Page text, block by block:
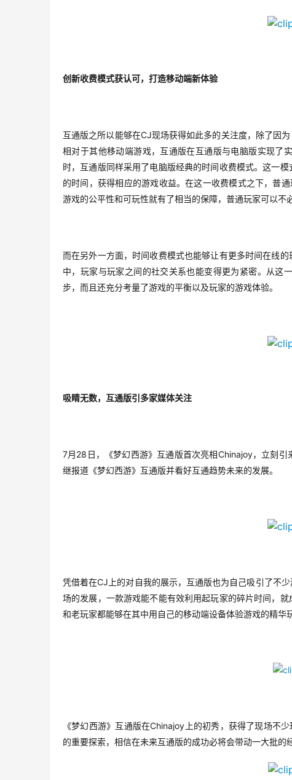
创新收费模式获认可，打造移动端新体验
互通版之所以能够在CJ现场获得如此多的关注度，除了因
相对于其他移动端游戏，互通版在互通版与电脑版实现了
时，互通版同样采用了电脑版经典的时间收费模式。这一
的时间，获得相应的游戏收益。在这一收费模式之下，普
游戏的公平性和可玩性就有了相当的保障，普通玩家可以不
而在另外一方面，时间收费模式也能够让有更多时间在线
中，玩家与玩家之间的社交关系也能变得更为紧密。从这
步，而且还充分考量了游戏的平衡以及玩家的游戏体验。
吸睛无数，互通版引多家媒体关注
7月 28 日，《梦幻西游》互通版首次亮相 Chinajoy，立刻引
继报道《梦幻西游》互通版并看好互通趋势未来的发展。
凭借着在CJ 上的对自我的展示，互通版也为自己吸引了不
场的发展，一款游戏能不能有效利用起玩家的碎片时间，
和老玩家都能够在其中用自己的移动端设备体验游戏的精华
《梦幻西游》互通版在Chinajoy 上的初秀，获得了现场不
的重要探索，相信在未来互通版的成功必将会带动一大批的